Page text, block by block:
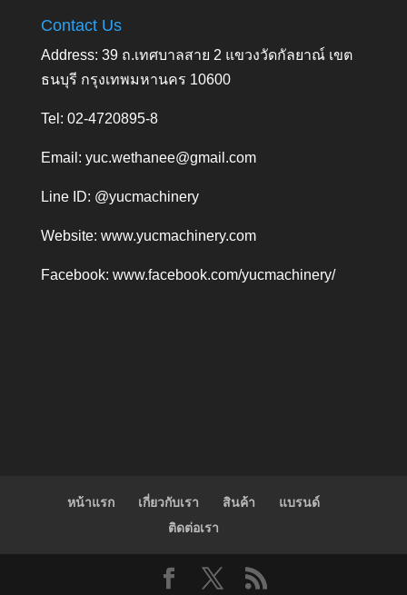
Contact Us
Address: 39 ถ.เทศบาลสาย 2 แขวงวัดกัลยาณ์ เขต
ธนบุรี กรุงเทพมหานคร 10600
Tel: 02-4720895-8
Email: yuc.wethanee@gmail.com
Line ID: @yucmachinery
Website: www.yucmachinery.com
Facebook: www.facebook.com/yucmachinery/
หน้าแรก เกี่ยวกับเรา สินค้า
แบรนด์
ติดต่อเรา